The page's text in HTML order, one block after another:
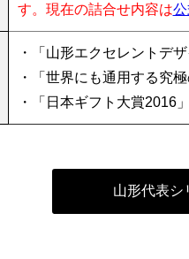
す。現在の詰合せ内容は
・「山形エクセレントデ
・「世界にも通用する究
・「日本ギフト大賞2016
山形代表シ